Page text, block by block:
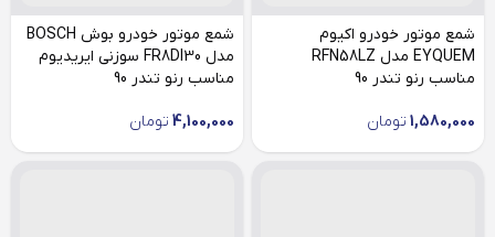
شمع موتور خودرو اکیوم
EYQUEM مدل RFN58LZ
مناسب رنو تندر 90
1,580,000 تومان
شمع موتور خودرو بوش BOSCH
مدل FR8DI30 سوزنی ایریدیوم
مناسب رنو تندر 90
4,100,000 تومان